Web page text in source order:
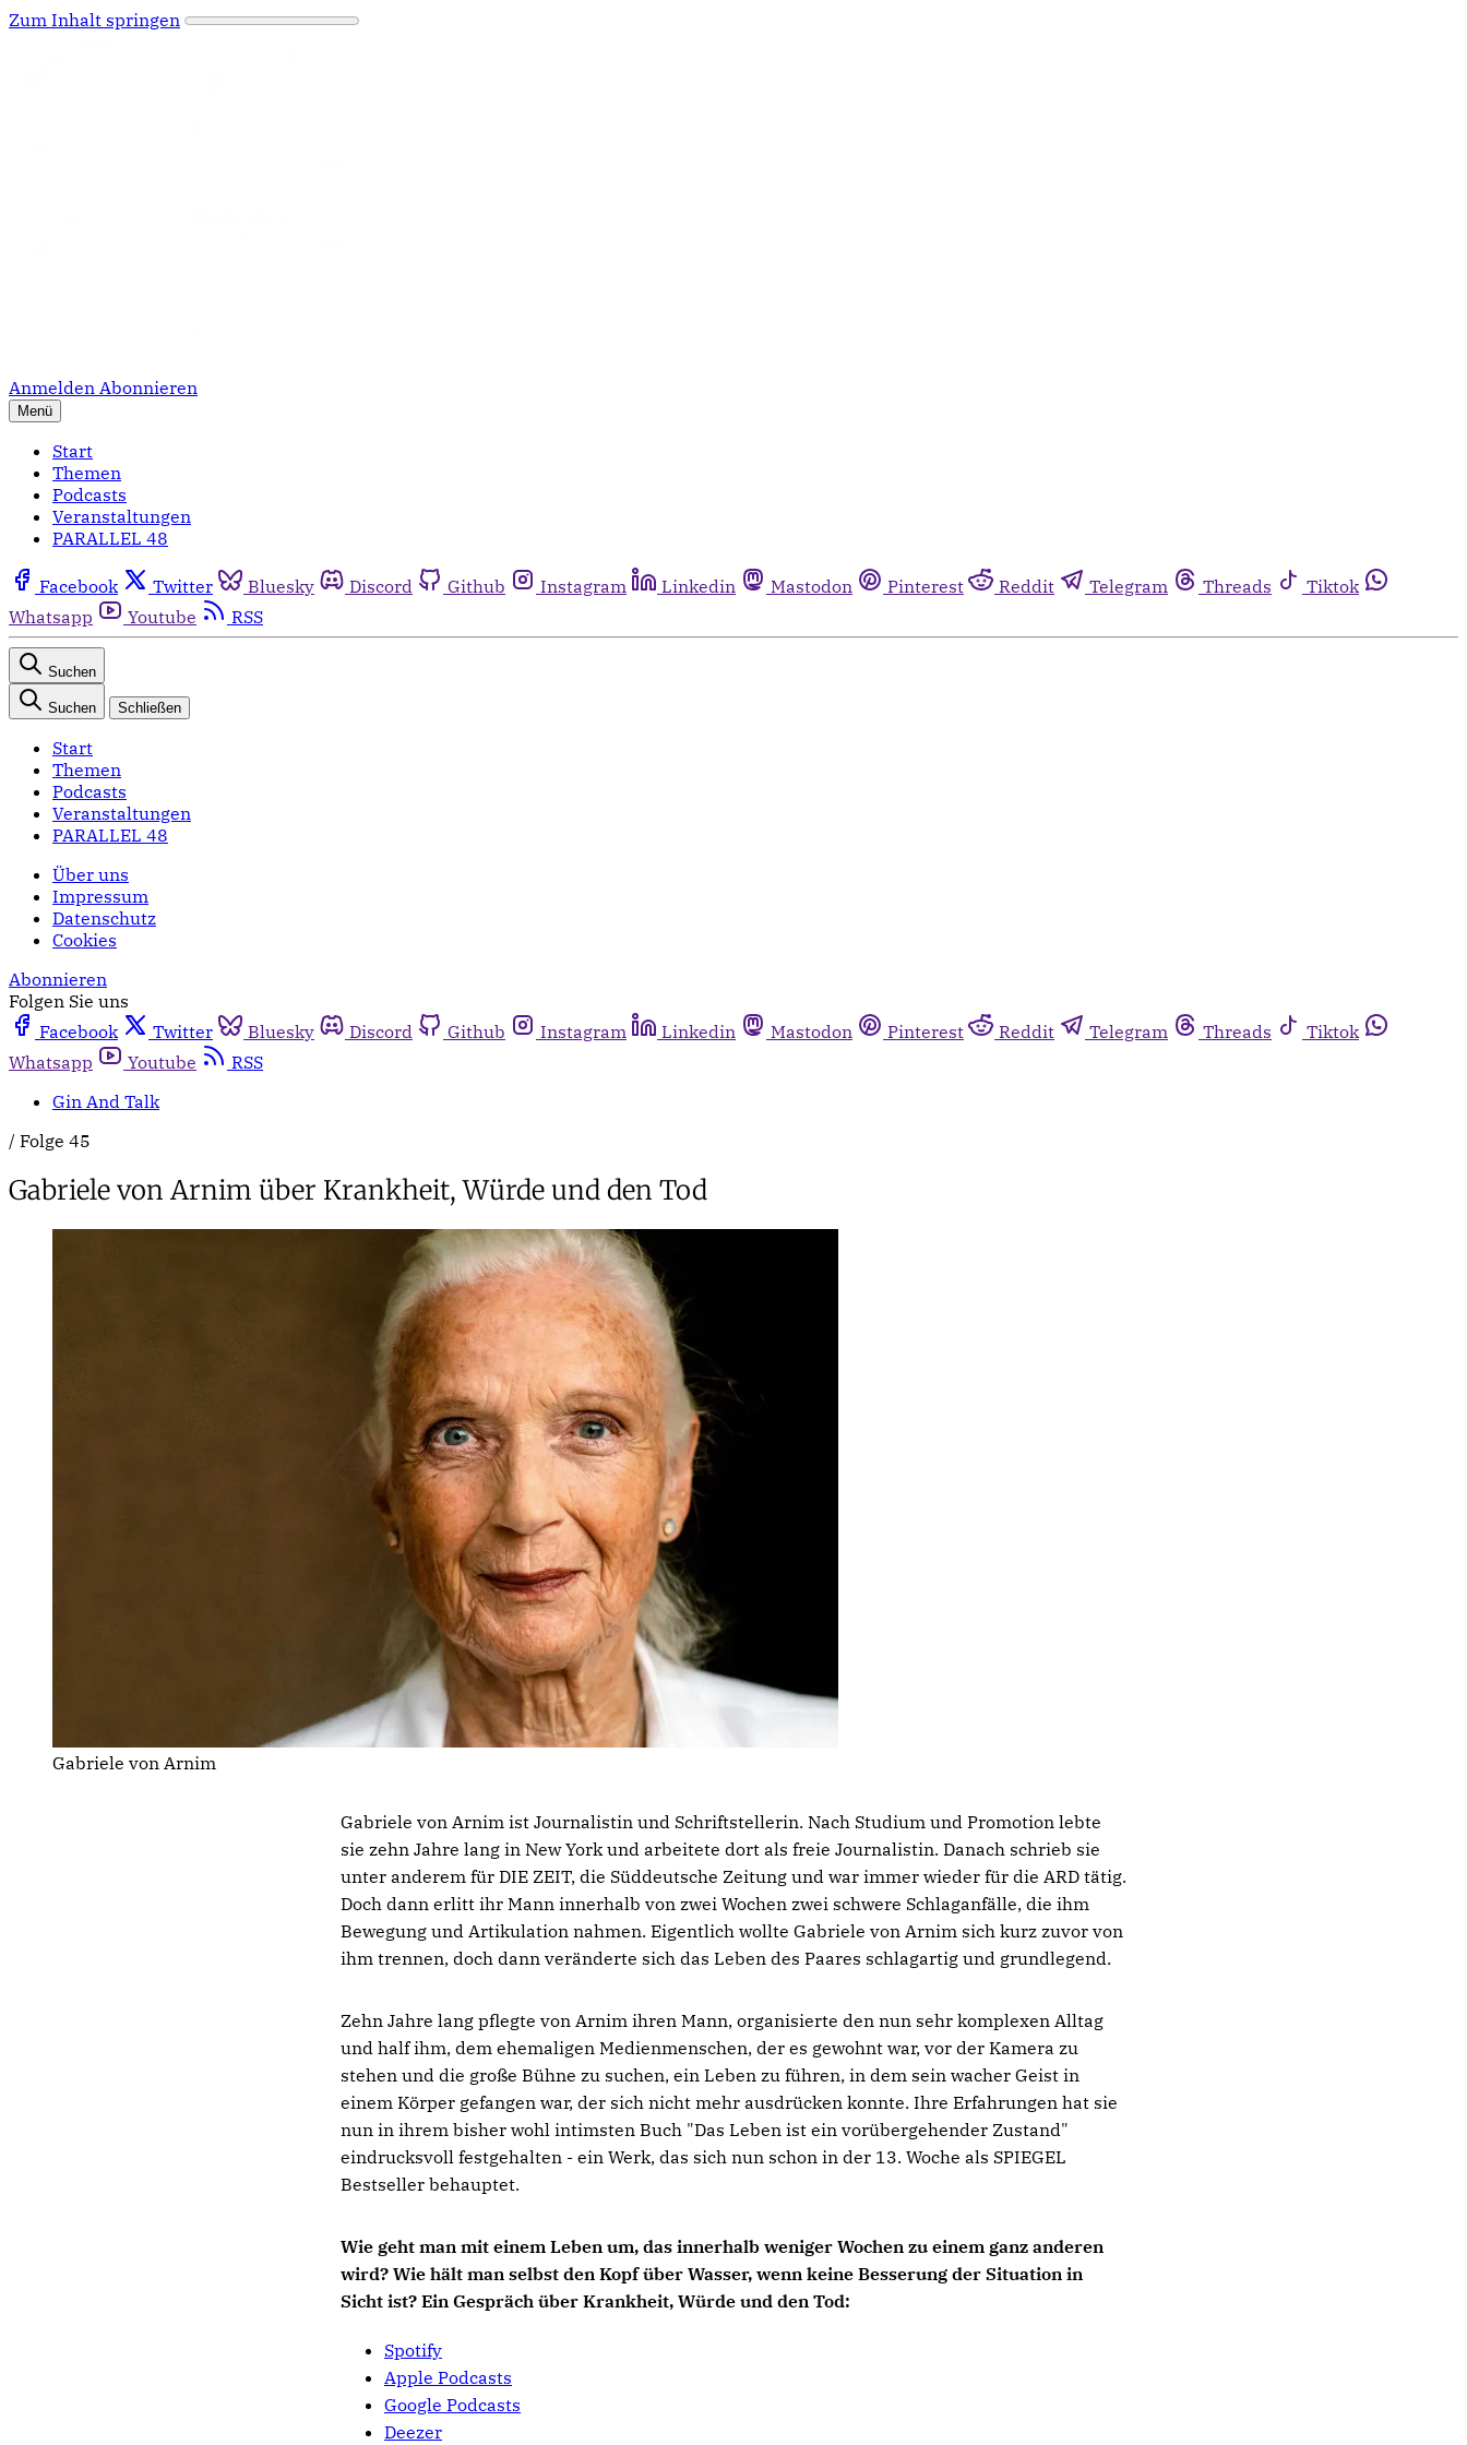
Zum Inhalt springen
Anmelden Abonnieren
Menü
Start
Themen
Podcasts
Veranstaltungen
PARALLEL 48
Facebook Twitter Bluesky Discord Github Instagram Linkedin Mastodon Pinterest Reddit Telegram Threads
Tiktok
Whatsapp
Youtube RSS
Suchen
Suchen Schließen
Start
Themen
Podcasts
Veranstaltungen
PARALLEL 48
Über uns
Impressum
Datenschutz
Cookies
Abonnieren
Folgen Sie uns
Facebook
Twitter Bluesky Discord Github Instagram Linkedin Mastodon Pinterest Reddit Telegram Threads
Tiktok
Whatsapp
Youtube
RSS
Gin And Talk
/ Folge 45
Gabriele von Arnim über Krankheit, Würde und den Tod
Gabriele von Arnim
Gabriele von Arnim ist Journalistin und Schriftstellerin. Nach Studium und Promotion lebte
sie zehn Jahre lang in New York und arbeitete dort als freie Journalistin. Danach schrieb sie
unter anderem für DIE ZEIT, die Süddeutsche Zeitung und war immer wieder für die ARD tätig.
Doch dann erlitt ihr Mann innerhalb von zwei Wochen zwei schwere Schlaganfälle, die ihm
Bewegung und Artikulation nahmen. Eigentlich wollte Gabriele von Arnim sich kurz zuvor von
ihm trennen, doch dann veränderte sich das Leben des Paares schlagartig und grundlegend.
Zehn Jahre lang pflegte von Arnim ihren Mann, organisierte den nun sehr komplexen Alltag
und half ihm, dem ehemaligen Medienmenschen, der es gewohnt war, vor der Kamera zu
stehen und die große Bühne zu suchen, ein Leben zu führen, in dem sein wacher Geist in
einem Körper gefangen war, der sich nicht mehr ausdrücken konnte. Ihre Erfahrungen hat sie
nun in ihrem bisher wohl intimsten Buch "Das Leben ist ein vorübergehender Zustand"
eindrucksvoll festgehalten - ein Werk, das sich nun schon in der 13. Woche als SPIEGEL
Bestseller behauptet.
Wie geht man mit einem Leben um, das innerhalb weniger Wochen zu einem ganz anderen
wird? Wie hält man selbst den Kopf über Wasser, wenn keine Besserung der Situation in
Sicht ist? Ein Gespräch über Krankheit, Würde und den Tod:
Spotify
Apple Podcasts
Google Podcasts
Deezer